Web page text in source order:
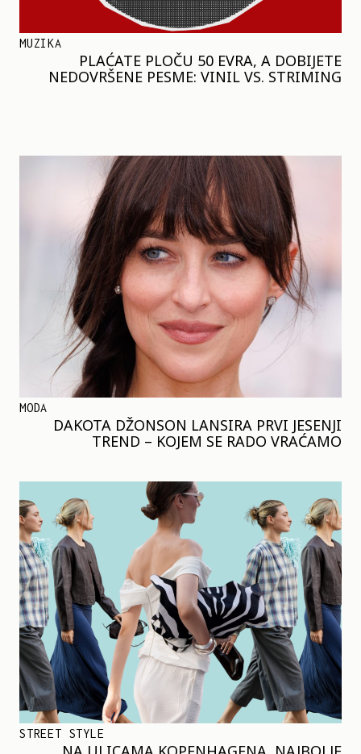
MUZIKA
PLAĆATE PLOČU 50 EVRA, A DOBIJETE
NEDOVRŠENE PESME: VINIL VS. STRIMING
MODA
DAKOTA DŽONSON LANSIRA PRVI JESENJI
TREND – KOJEM SE RADO VRAĆAMO
STREET STYLE